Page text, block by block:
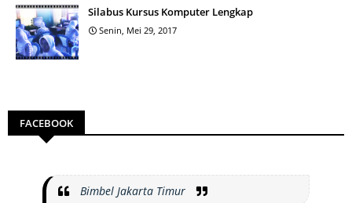
Silabus Kursus Komputer Lengkap
Senin, Mei 29, 2017
FACEBOOK
Bimbel Jakarta Timur